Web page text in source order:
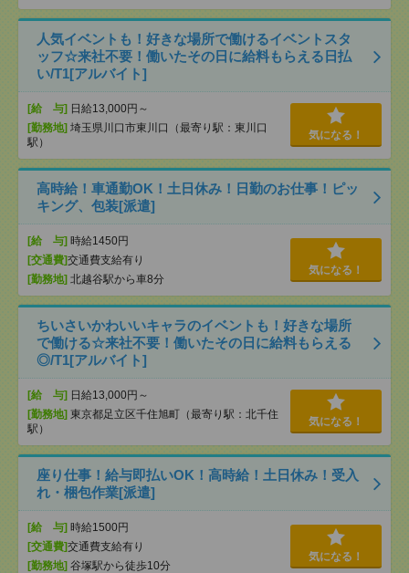
人気イベントも！好きな場所で働けるイベントスタ
ッフ☆来社不要！働いたその日に給料もらえる日払
い/T1[アルバイト]
[給 与] 日給13,000円～
[勤務地] 埼玉県川口市東川口（最寄り駅：東川口
駅）
気になる！
高時給！車通勤OK！土日休み！日勤のお仕事！ピッ
キング、包装[派遣]
[給 与] 時給1450円
[交通費]交通費支給有り
[勤務地] 北越谷駅から車8分
気になる！
ちいさいかわいいキャラのイベントも！好きな場所
で働ける☆来社不要！働いたその日に給料もらえる
◎/T1[アルバイト]
[給 与] 日給13,000円～
[勤務地] 東京都足立区千住旭町（最寄り駅：北千住
駅）
気になる！
座り仕事！給与即払いOK！高時給！土日休み！受入
れ・梱包作業[派遣]
[給 与] 時給1500円
[交通費]交通費支給有り
[勤務地] 谷塚駅から徒歩10分
気になる！